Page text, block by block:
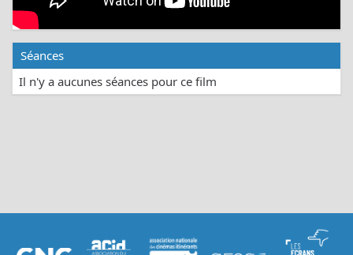
Séances
Il n'y a aucunes séances pour ce film